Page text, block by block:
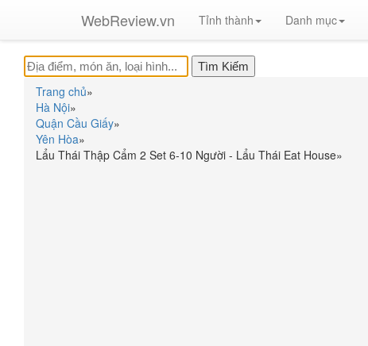
WebReview.vn Tỉnh thành Danh mục
Trang chủ»
Hà Nội»
Quận Cầu Giấy»
Yên Hòa»
Lẩu Thái Thập Cẩm 2 Set 6-10 Người - Lẩu Thái Eat House»